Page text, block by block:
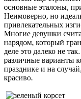
основные эталоны,
Неимоверно, но
привлекательных
Многие девушки
нарядом, который
деле это далеко не
различные варианты
празднике и на
красиво.